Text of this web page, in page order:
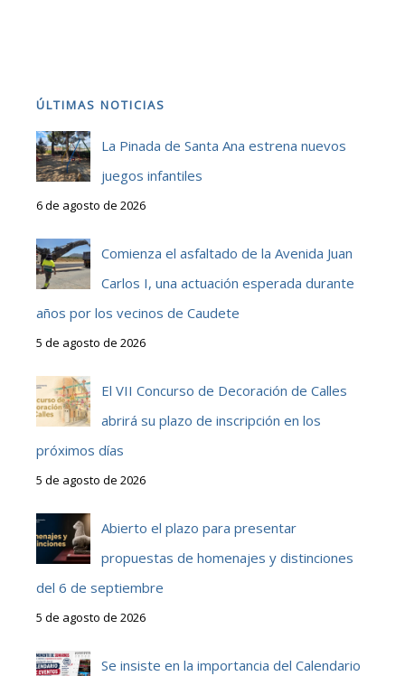
ÚLTIMAS NOTICIAS
La Pinada de Santa Ana estrena nuevos
juegos infantiles
6 de agosto de 2026
Comienza el asfaltado de la Avenida Juan
Carlos I, una actuación esperada durante
años por los vecinos de Caudete
5 de agosto de 2026
El VII Concurso de Decoración de Calles
abrirá su plazo de inscripción en los
próximos días
5 de agosto de 2026
Abierto el plazo para presentar
propuestas de homenajes y distinciones
del 6 de septiembre
5 de agosto de 2026
Se insiste en la importancia del Calendario